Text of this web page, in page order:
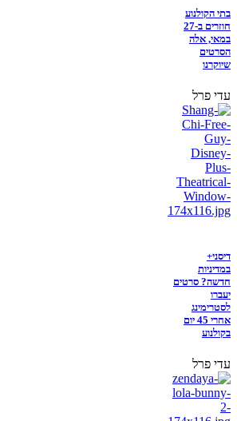
בתי הקולנוע
חוזרים ב-27
במאי, אלה
הסרטים
שיוקרנו
עדי פרל
דיסני+
במדיניות
חדשה? סרטים
יעברו
לסטרימינג
אחרי 45 יום
בקולנוע
עדי פרל